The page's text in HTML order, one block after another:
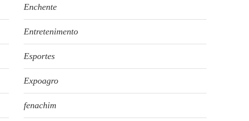
Enchente
Entretenimento
Esportes
Expoagro
fenachim